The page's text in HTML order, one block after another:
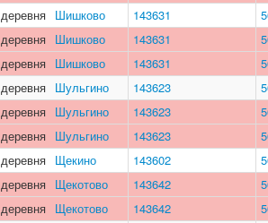
деревня Шишково 143631
деревня Шишково 143631
деревня Шишково 143631
деревня Шульгино 143623
деревня Шульгино 143623
деревня Шульгино 143623
деревня Щекино 143602
деревня Щекотово 143642
деревня Щекотово 143642